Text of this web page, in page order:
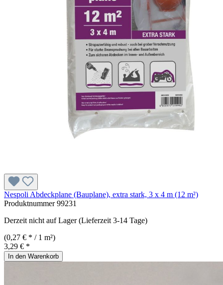
Nespoli Abdeckplane (Bauplane), extra stark, 3 x 4 m (12 m²)
Produktnummer99231
Derzeit nicht auf Lager (Lieferzeit 3-14 Tage)
(0,27 € * / 1 m²)
3,29 € *
In den Warenkorb